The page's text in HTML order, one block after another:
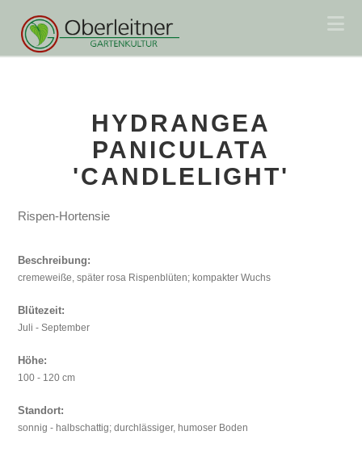
HYDRANGEA
PANICULATA
'CANDLELIGHT'
Rispen-Hortensie
Beschreibung:
cremeweiße, später rosa Rispenblüten; kompakter Wuchs
Blütezeit:
Juli - September
Höhe:
100 - 120 cm
Standort:
sonnig - halbschattig; durchlässiger, humoser Boden